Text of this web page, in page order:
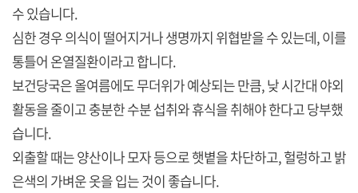
수 있습니다.
심한 경우 의식이 떨어지거나 생명까지 위협받을 수 있는데, 이를
통틀어 온열질환이라고 합니다.
보건당국은 올여름에도 무더위가 예상되는 만큼, 낮 시간대 야외
활동을 줄이고 충분한 수분 섭취와 휴식을 취해야 한다고 당부했
습니다.
외출할 때는 양산이나 모자 등으로 햇볕을 차단하고, 헐렁하고 밝
은색의 가벼운 옷을 입는 것이 좋습니다.